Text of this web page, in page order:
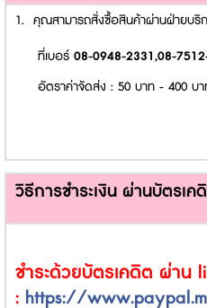
1. คุณสามารถสั่งซื้อสินค้าผ่านฝ่ายบริ
ที่เบอร์ 08-0948-2331,08-
อัตราค่าจัดส่ง : 50 บาท - 400 บา
วิธีการชำระเงิน ผ่านบัตรเค
ชำระด้วยบัตรเคดิต ผ่าน
: https://